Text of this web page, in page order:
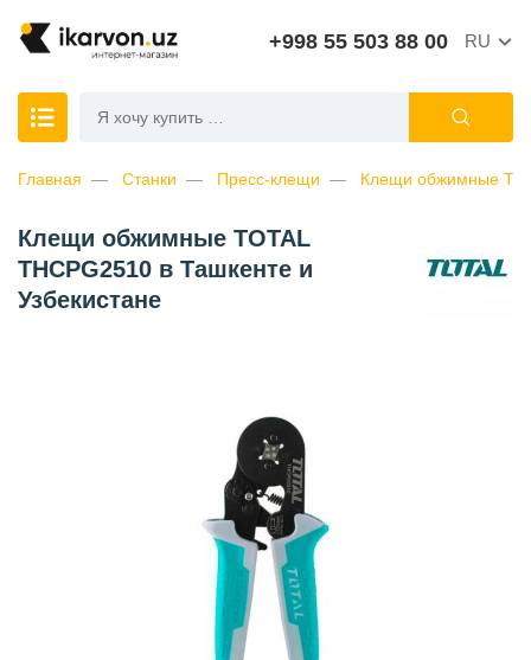
+998 55 503 88 00 RU
Главная Станки Пресс-клещи Клещи обжимные
Клещи обжимные TOTAL
THCPG2510 в Ташкенте и
Узбекистане